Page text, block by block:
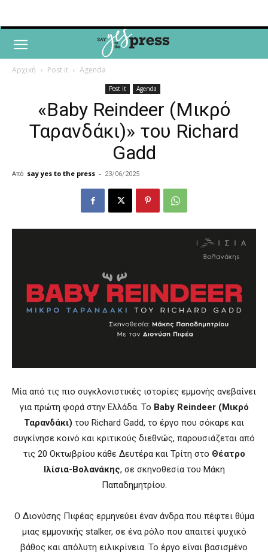
Αρχική Post it Agenda
Post it Agenda
«Baby Reindeer (Μικρό
Ταρανδάκι)» του Richard
Gadd
Από say yes to the press - 23/06/2025
Μία από τις πιο συγκλονιστικές ιστορίες εμμονής ανεβαίνει
για πρώτη φορά στην Ελλάδα. Το Baby Reindeer (Μικρό
Ταρανδάκι) του Richard Gadd, το έργο που σόκαρε και
συγκίνησε κοινό και κριτικούς διεθνώς, παρουσιάζεται από
τις 20 Οκτωβρίου κάθε Δευτέρα και Τρίτη στο Θέατρο
Ιλίσια-Βολανάκης, σε σκηνοθεσία του Μάκη
Παπαδημητρίου.
Ο Διονύσης Πιφέας ερμηνεύει έναν άνδρα που πέφτει θύμα
μιας εμμονικής stalker, σε ένα ρόλο που απαιτεί ψυχικό
βάθος και απόλυτη ειλικρίνεια. Το έργο είναι βασισμένο